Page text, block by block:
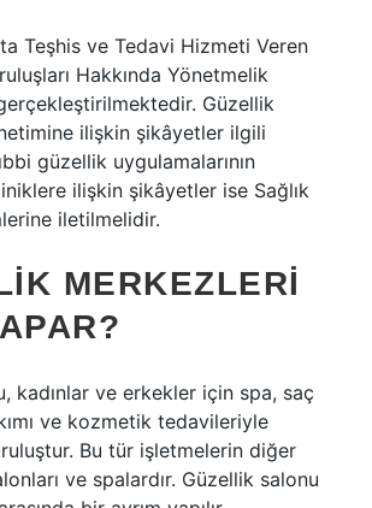
Teşhis ve Tedavi Hizmeti Veren
Hakkında Yönetmelik
Güzellik
ilişkin şikâyetler ilgili
güzellik uygulamalarının
ilişkin şikâyetler ise Sağlık
iletilmelidir.
MERKEZLERI
kadınlar ve erkekler için spa, saç
ve kozmetik tedavileriyle
Bu tür işletmelerin diğer
ve spalardır. Güzellik salonu